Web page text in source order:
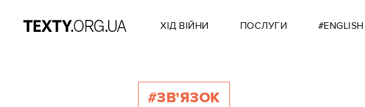
ХІД ВІЙНИ ПОСЛУГИ #ENGLISH
#ЗВ'ЯЗОК